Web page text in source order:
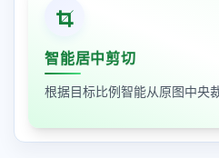
智能居中剪切